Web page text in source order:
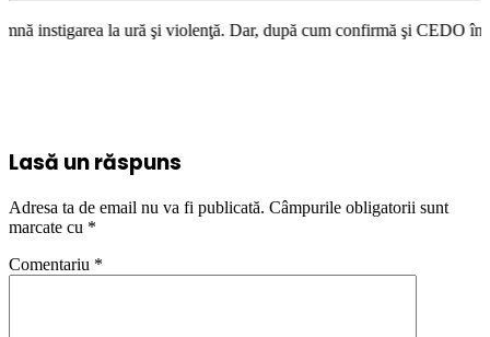
şi violenţă. Dar, după cum confirmă şi CEDO în cazul
Lasă un răspuns
Adresa ta de email nu va fi publicată. Câmpurile obligatorii sunt
marcate cu *
Comentariu *